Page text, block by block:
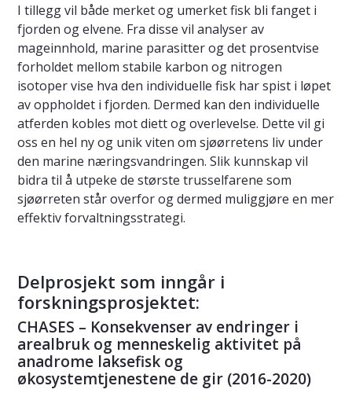
I tillegg vil både merket og umerket fisk bli fanget i
fjorden og elvene. Fra disse vil analyser av
mageinnhold, marine parasitter og det prosentvise
forholdet mellom stabile karbon og nitrogen
isotoper vise hva den individuelle fisk har spist i løpet
av oppholdet i fjorden. Dermed kan den individuelle
atferden kobles mot diett og overlevelse. Dette vil gi
oss en hel ny og unik viten om sjøørretens liv under
den marine næringsvandringen. Slik kunnskap vil
bidra til å utpeke de største trusselfarene som
sjøørreten står overfor og dermed muliggjøre en mer
effektiv forvaltningsstrategi.
Delprosjekt som inngår i
forskningsprosjektet:
CHASES – Konsekvenser av endringer i
arealbruk og menneskelig aktivitet på
anadrome laksefisk og
økosystemtjenestene de gir (2016-2020)